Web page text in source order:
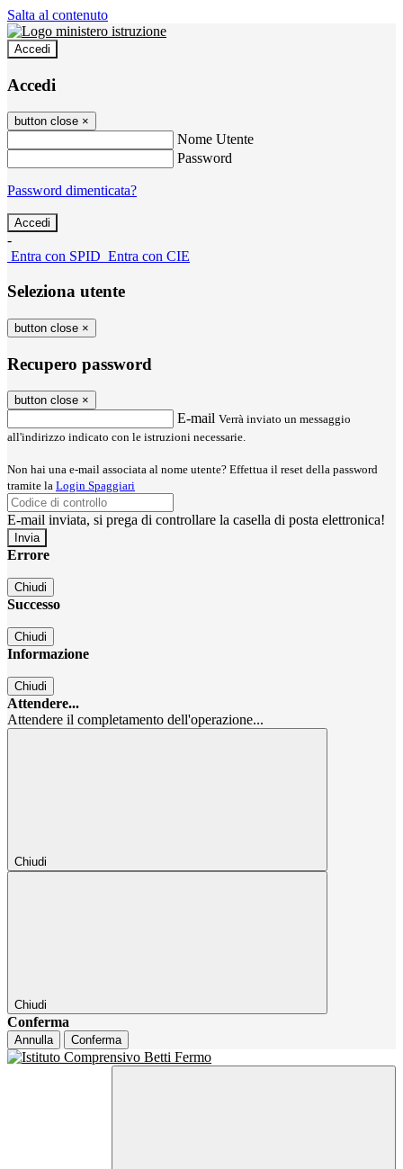
Salta al contenuto
Accedi
Accedi
button close ×
Nome Utente
Password
Password dimenticata?
-
Entra con SPID Entra con CIE
Seleziona utente
button close ×
Recupero password
button close ×
E-mail Verrà inviato un messaggio
all'indirizzo indicato con le istruzioni necessarie.
Non hai una e-mail associata al nome utente? Effettua il reset della password
tramite la Login Spaggiari
E-mail inviata, si prega di controllare la casella di posta elettronica!
Errore
Chiudi
Successo
Chiudi
Informazione
Chiudi
Attendere...
Attendere il completamento dell'operazione...
Chiudi
Chiudi
Conferma
Annulla Conferma